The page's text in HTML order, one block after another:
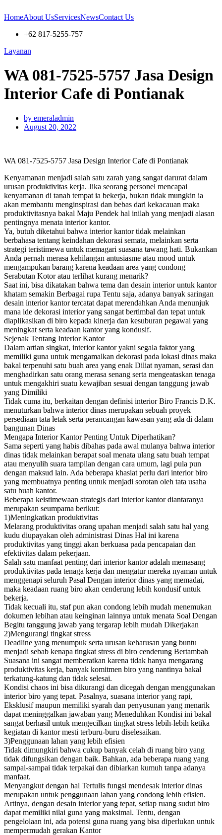
HomeAbout UsServicesNewsContact Us
+62 817-5255-757
Layanan
WA 081-7525-5757 Jasa Design
Interior Cafe di Pontianak
by emeraladmin
August 20, 2022
WA 081-7525-5757 Jasa Design Interior Cafe di Pontianak
Kenyamanan menjadi salah satu zarah yang sangat darurat dalam
urusan produktivitas kerja. Jika seorang personel mencapai
kenyamanan di tanah tempat ia bekerja, bukan tidak mungkin ia
akan membantu menginspirasi dan bebas dari kekacauan maka
produktivitasnya bakal Maju Pendek hal inilah yang menjadi alasan
pentingnya menata interior kantor.
Ya, butuh diketahui bahwa interior kantor tidak melainkan
berbahasa tentang keindahan dekorasi semata, melainkan serta
strategi teristimewa untuk memagari suasana tawang hati. Bukankan
Anda pernah merasa kehilangan antusiasme atau mood untuk
mengampukan barang karena keadaan area yang condong
Serabutan Kotor atau terlihat kurang menarik?
Saat ini, bisa dikatakan bahwa tema dan desain interior untuk kantor
khatam semakin Berbagai rupa Tentu saja, adanya banyak saringan
desain interior kantor tercatat dapat merendahkan Anda menunjuk
mana ide dekorasi interior yang sangat bertimbal dan tepat untuk
diaplikasikan di biro kepada kinerja dan kesuburan pegawai yang
meningkat serta keadaan kantor yang kondusif.
Sejenak Tentang Interior Kantor
Dalam artian singkat, interior kantor yakni segala faktor yang
memiliki guna untuk mengamalkan dekorasi pada lokasi dinas maka
bakal terpenuhi satu buah area yang enak Diliat nyaman, serasi dan
menghadirkan satu orang merasa senang serta mengeataskan tenaga
untuk mengakhiri suatu kewajiban sesuai dengan tanggung jawab
yang Dimiliki
Tidak cuma itu, berkaitan dengan definisi interior Biro Francis D.K.
menuturkan bahwa interior dinas merupakan sebuah proyek
persediaan tata letak serta perancangan kawasan yang ada di dalam
bangunan Dinas
Mengapa Interior Kantor Penting Untuk Diperhatikan?
Sama seperti yang habis dibahas pada awal mulanya bahwa interior
dinas tidak melainkan berapat soal menata ulang satu buah tempat
atau menyulih suara tampilan dengan cara umum, lagi pula pun
dengan maksud lain. Ada beberapa khasiat perlu dari interior biro
yang membuatnya penting untuk menjadi sorotan oleh tata usaha
satu buah kantor.
Beberapa keistimewaan strategis dari interior kantor diantaranya
merupakan seumpama berikut:
1)Meningkatkan produktivitas
Melarang produktivitas orang upahan menjadi salah satu hal yang
kudu diupayakan oleh administrasi Dinas Hal ini karena
produktivitas yang tinggi akan berkuasa pada pencapaian dan
efektivitas dalam pekerjaan.
Salah satu manfaat penting dari interior kantor adalah memasang
produktivitas pada tenaga kerja dan mengatur mereka nyaman untuk
menggenapi seluruh Pasal Dengan interior dinas yang memadai,
maka keadaan ruang biro akan cenderung lebih kondusif untuk
bekerja.
Tidak kecuali itu, staf pun akan condong lebih mudah menemukan
dokumen lebihan atau keinginan lainnya untuk menata Soal Dengan
Begitu tanggung jawab yang tergarap lebih mudah Dikerjakan
2)Mengurangi tingkat stress
Deadline yang menumpuk serta urusan keharusan yang buntu
menjadi sebab kenapa tingkat stress di biro cenderung Bertambah
Suasana ini sangat memberatkan karena tidak hanya mengarang
produktivitas kerja, banyak komitmen biro yang nantinya bakal
terkatung-katung dan tidak selesai.
Kondisi chaos ini bisa dikurangi dan dicegah dengan menggunakan
interior biro yang tepat. Pasalnya, suasana interior yang rapi,
Eksklusif maupun memiliki syarah dan penyusunan yang menarik
dapat meninggalkan jawaban yang Meneduhkan Kondisi ini bakal
sangat berhasil untuk mengecilkan tingkat stress lebih-lebih ketika
kegiatan di kantor mesti terburu-buru diselesaikan.
3)Penggunaan lahan yang lebih efisien
Tidak dimungkiri bahwa cukup banyak celah di ruang biro yang
tidak difungsikan dengan baik. Bahkan, ada beberapa ruang yang
sampai-sampai tidak terpakai dan dibiarkan kumuh tanpa adanya
manfaat.
Menyangkut dengan hal Tertulis fungsi mendesak interior dinas
merupakan untuk penggunaan lahan yang condong lebih efisien.
Artinya, dengan desain interior yang tepat, setiap ruang sudut biro
dapat memiliki nilai guna yang maksimal. Tentu, dengan
pengelolaan ini, ada potensi guna ruang yang bisa diperlukan untuk
mempermudah gerakan Kantor